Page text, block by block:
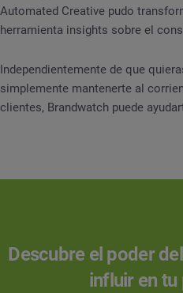
Automated Creative pudo
herramienta insights sobre el
Independientemente de que
simplemente mantenerte al
clientes, Brandwatch puede
Descubre el poder
influir en